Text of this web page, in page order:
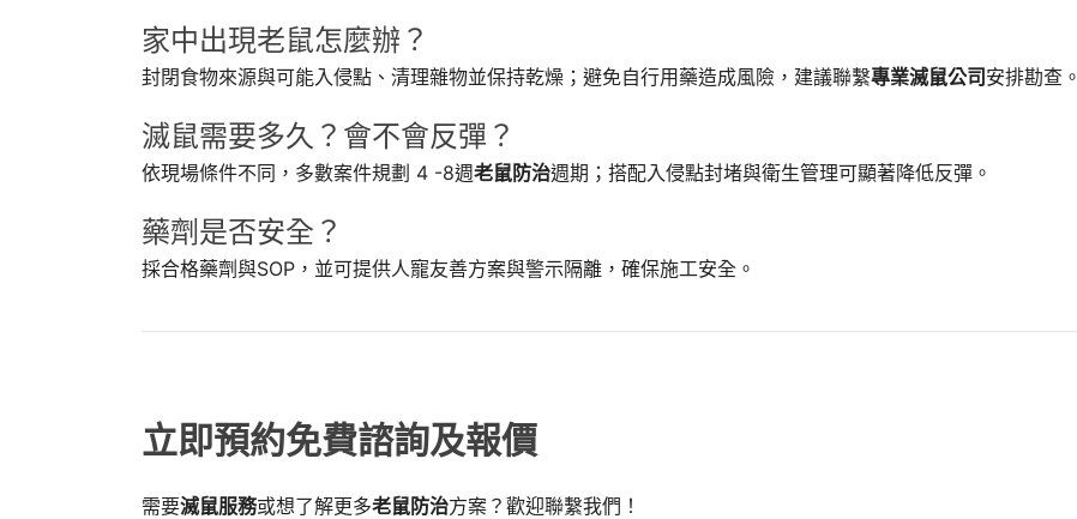
家中出現老鼠怎麼辦？
封閉食物來源與可能入侵點、清理雜物並保持乾燥；避免自行用藥造成風險，建議聯繫專業滅鼠公司 安排勘查。
滅鼠需要多久？會不會反彈？
依現場條件不同，多數案件規劃 4 -8週老鼠防治週期；搭配入侵點封堵與衛生管理可顯著降低反彈。
藥劑是否安全？
採合格藥劑與SOP，並可提供人寵友善方案與警示隔離，確保施工安全。
立即預約免費諮詢及報價
需要滅鼠服務或想了解更多老鼠防治方案？歡迎聯繫我們！